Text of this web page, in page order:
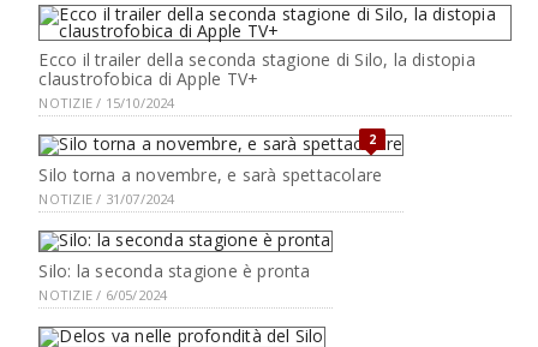
Ecco il trailer della seconda stagione di Silo, la distopia
claustrofobica di Apple TV+
NOTIZIE / 15/10/2024
2
Silo torna a novembre, e sarà spettacolare
NOTIZIE / 31/07/2024
Silo: la seconda stagione è pronta
NOTIZIE / 6/05/2024